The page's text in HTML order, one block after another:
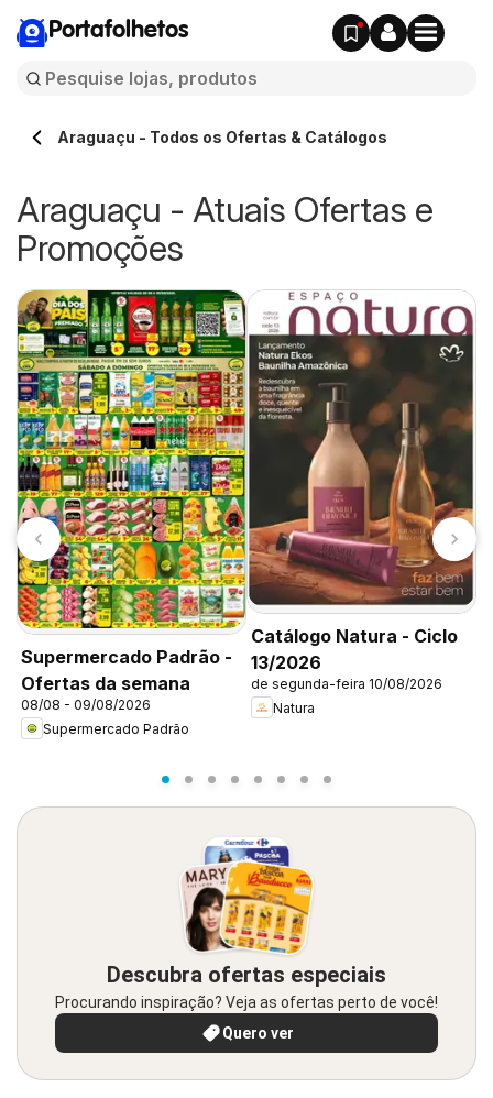
Portafolhetos
Araguaçu - Todos os Ofertas & Catálogos
Araguaçu - Atuais Ofertas e
Promoções
Supermercado Padrão -
Ofertas da semana
08/08 - 09/08/2026
Supermercado Padrão
Catálogo Natura - Ciclo
13/2026
de segunda-feira 10/08/2026
Natura
Descubra ofertas especiais
Procurando inspiração? Veja as ofertas perto de você!
Quero ver